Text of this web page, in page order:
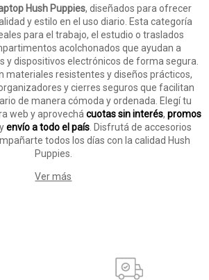
Hush Puppies, diseñados para ofrecer
y estilo en el uso diario. Esta categoría
para el trabajo, el estudio o traslados
acolchonados que ayudan a
y dispositivos electrónicos de forma segura.
materiales resistentes y diseños prácticos,
y cierres seguros que facilitan
de manera cómoda y ordenada. Elegí tu
web y aprovechácuotas sin interés,promos
yenvío a todo el país . Disfrutá de accesorios
todos los días con la calidad Hush
Puppies.
Ver más